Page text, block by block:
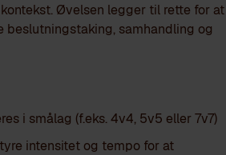
Øvelsen legger til rette for at
beslutningstaking, samhandling og
i smålag (f.eks. 4v4, 5v5 eller 7v7)
intensitet og tempo for at